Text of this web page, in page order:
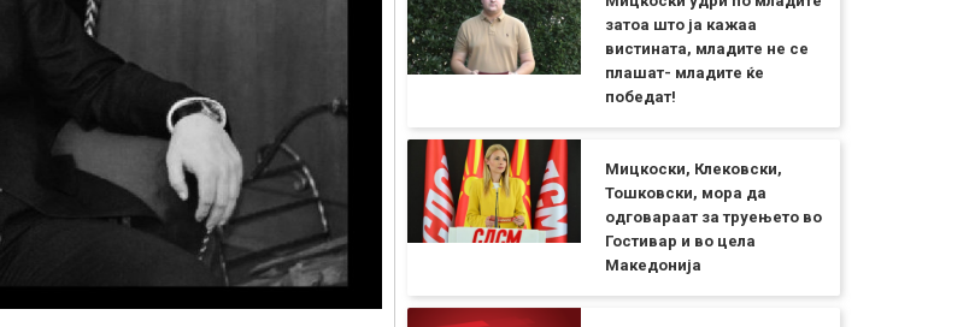
затоа што ја кажаа
вистината, младите не се
плашат- младите ќе
победат!
Мицкоски, Клековски,
Тошковски, мора да
одговараат за труењето во
Гостивар и во цела
Македонија